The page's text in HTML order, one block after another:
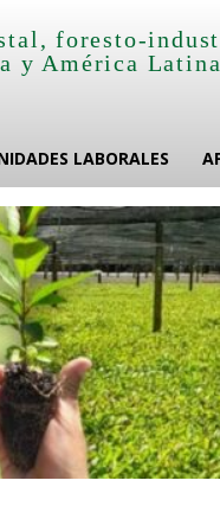
foresto-
y América
LABORALES